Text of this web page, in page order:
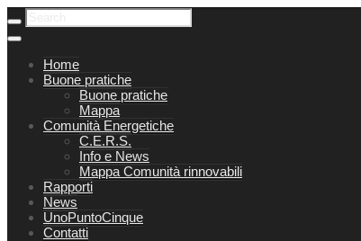
Home
Buone pratiche
Buone pratiche
Mappa
Comunità Energetiche
C.E.R.S.
Info e News
Mappa Comunità rinnovabili
Rapporti
News
UnoPuntoCinque
Contatti